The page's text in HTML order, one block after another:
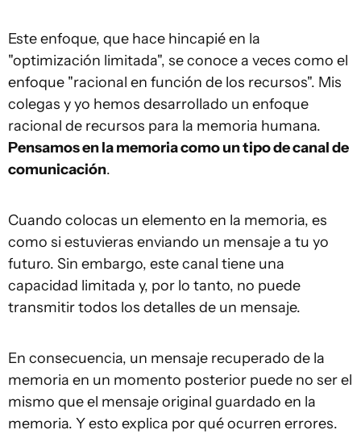
Este enfoque, que hace hincapié en la
"optimización limitada", se conoce a veces como el
enfoque "racional en función de los recursos". Mis
colegas y yo hemos desarrollado un enfoque
racional de recursos para la memoria humana.
Pensamos en la memoria como un tipo de canal de
comunicación.
Cuando colocas un elemento en la memoria, es
como si estuvieras enviando un mensaje a tu yo
futuro. Sin embargo, este canal tiene una
capacidad limitada y, por lo tanto, no puede
transmitir todos los detalles de un mensaje.
En consecuencia, un mensaje recuperado de la
memoria en un momento posterior puede no ser el
mismo que el mensaje original guardado en la
memoria. Y esto explica por qué ocurren errores.